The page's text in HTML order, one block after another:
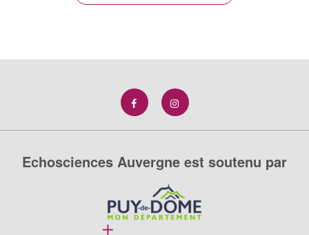
Echosciences Auvergne est soutenu par